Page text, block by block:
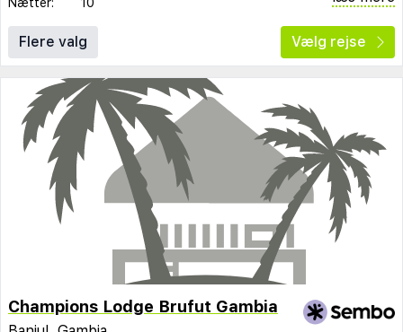
Flere valg Vælg rejse
Champions Lodge Brufut Gambia